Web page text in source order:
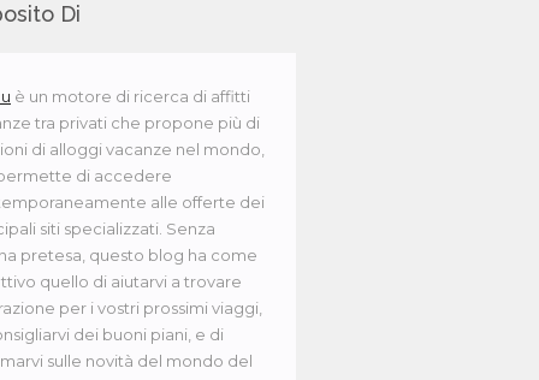
Di
è un motore di ricerca di affitti
tra privati che propone più di
di alloggi vacanze nel mondo,
di accedere
alle offerte dei
siti specializzati. Senza
pretesa, questo blog ha come
quello di aiutarvi a trovare
per i vostri prossimi viaggi,
dei buoni piani, e di
sulle novità del mondo del